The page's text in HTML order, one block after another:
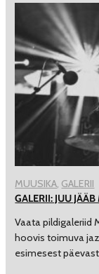
MUUSIKA, GALERII
GALERII: JUU
Vaata pildigaleriid
hoovis toimuva
esimesest